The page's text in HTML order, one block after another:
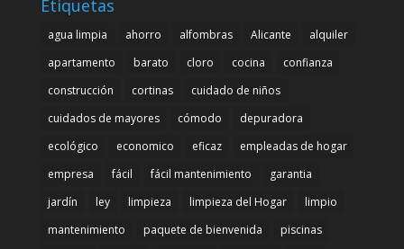
Etiquetas
agua limpia ahorro alfombras Alicante
alquiler
apartamento
barato cloro cocina
confianza
construcción
cortinas
cuidado de niños
cuidados de mayores
cómodo
depuradora
ecológico
economico eficaz
empleadas de hogar
empresa
fácil fácil mantenimiento
garantia
jardín
ley limpieza limpieza del Hogar
limpio
mantenimiento
paquete de bienvenida
piscinas